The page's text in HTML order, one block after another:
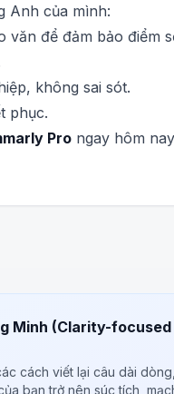
Anh của mình:
văn để đảm bảo điểm
không sai sót.
phục.
Pro ngay hôm
Minh (Clarity-focused
cách viết lại câu dài dòng,
bạn trở nên súc tích,